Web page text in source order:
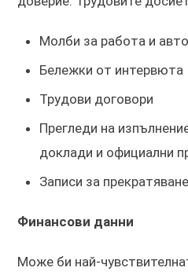
Молби за работа и
Бележки от интервюта
Трудови договори
Прегледи на
доклади и официални
Записи за
Финансови данни
Може би най-